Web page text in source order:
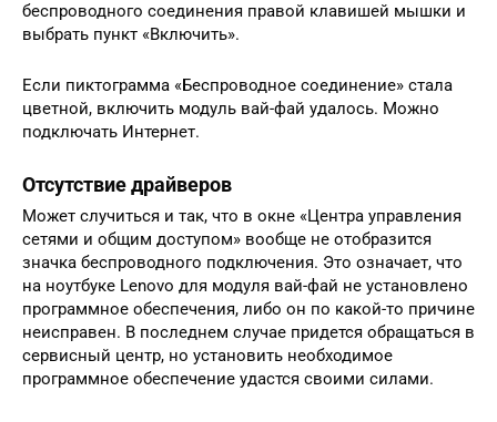
беспроводного соединения правой клавишей мышки и
выбрать пункт «Включить».
Если пиктограмма «Беспроводное соединение» стала
цветной, включить модуль вай-фай удалось. Можно
подключать Интернет.
Отсутствие драйверов
Может случиться и так, что в окне «Центра управления
сетями и общим доступом» вообще не отобразится
значка беспроводного подключения. Это означает, что
на ноутбуке Lenovo для модуля вай-фай не установлено
программное обеспечения, либо он по какой-то причине
неисправен. В последнем случае придется обращаться в
сервисный центр, но установить необходимое
программное обеспечение удастся своими силами.